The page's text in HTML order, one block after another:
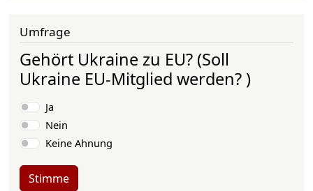
Umfrage
Gehört Ukraine zu EU? (Soll
Ukraine EU-Mitglied werden? )
Auswahlmöglichkeiten
Ja
Nein
Keine Ahnung
Stimme